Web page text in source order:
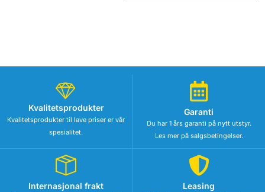
Kvalitetsprodukter
Kvalitetsprodukter til lave priser er vår
spesialitet.
Garanti
Du har 1 års garanti på nytt utstyr.
Les mer på salgsbetingelser.
Internasjonal frakt Leasing